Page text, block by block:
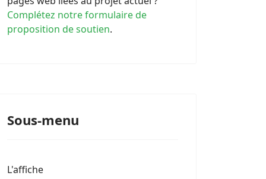
Complétez notre formulaire de
proposition de soutien.
Sous-menu
L'affiche